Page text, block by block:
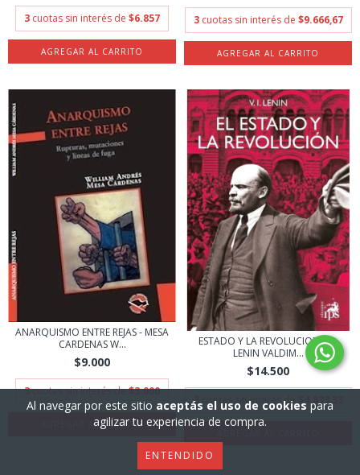
Al navegar por este sitio aceptás el uso de cookies para
agilizar tu experiencia de compra.
ENTENDIDO
3 cuotas sin interés de $6.857 3 cuotas sin interés de $9.666,67
ANARQUISMO ENTRE REJAS - MESA
CARDENAS W...
$9.000
3cuotas sin interés de$3.000
ESTADO Y LA REVOLUCION EL -
LENIN VALDIM...
$14.500
3 cuotas sin interés de